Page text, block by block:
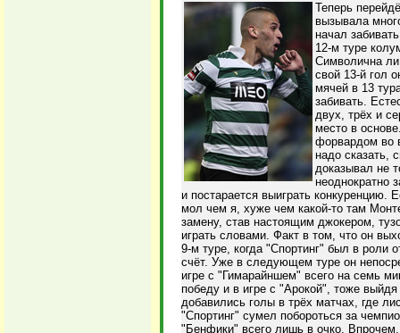
Теперь
вызывала
начал
12-м туре
Символична
свой 13-й гол
мячей в 13
забивать.
двух, трёх и
место в
форвардом во
надо сказать,
доказывал не
неоднократно
и постарается выиграть конкуренцию.
мол чем я, хуже чем какой-то там
замену, став настоящим джокером,
играть словами. Факт в том, что он
9-м туре, когда "Спортинг" был в роли
счёт. Уже в следующем туре он
игре с "Гимарайншем" всего на семь
победу и в игре с "Арокой", тоже
добавились голы в трёх матчах, где
"Спортинг" сумел побороться за
"Бенфики" всего лишь в очко.